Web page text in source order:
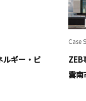
ルギー・ビ
Case
ZEB
雲南